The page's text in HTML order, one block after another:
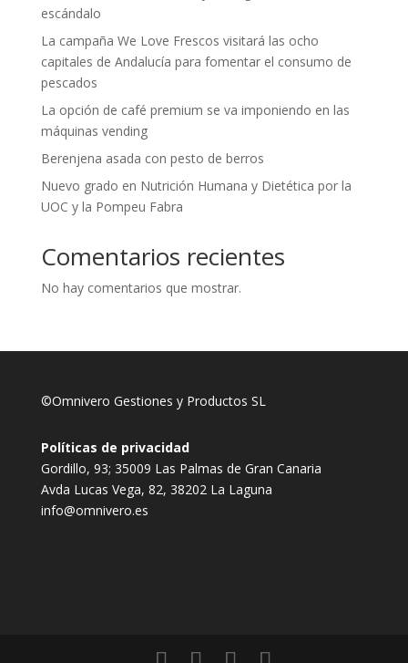
escándalo
La campaña We Love Frescos visitará las ocho
capitales de Andalucía para fomentar el consumo de
pescados
La opción de café premium se va imponiendo en las
máquinas vending
Berenjena asada con pesto de berros
Nuevo grado en Nutrición Humana y Dietética por la
UOC y la Pompeu Fabra
Comentarios recientes
No hay comentarios que mostrar.
©Omnivero Gestiones y Productos SL
Políticas de privacidad
Gordillo, 93; 35009 Las Palmas de Gran Canaria
Avda Lucas Vega, 82, 38202 La Laguna
info@omnivero.es